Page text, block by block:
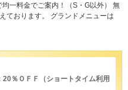
一料金でご案内！（S・G以外） 無
ております。 グランドメニューは
％ＯＦＦ（ショートタイム利用